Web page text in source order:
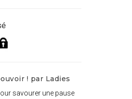
! par Ladies
savourer une pause